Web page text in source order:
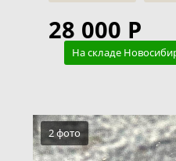
28 000 Р
На складе
2 фото